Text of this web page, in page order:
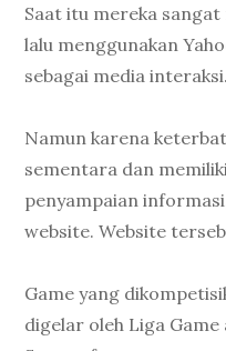
Saat itu mereka
lalu menggunakan
sebagai media interaksi.
Namun karena
sementara dan
penyampaian
website. Website
Game yang
digelar oleh Liga Game